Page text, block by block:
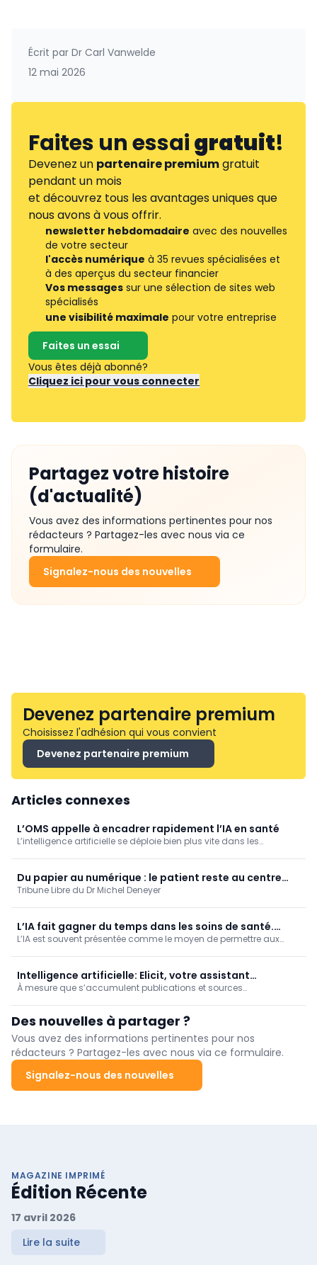
Écrit par Dr Carl Vanwelde
12 mai 2026
Faites un essaigratuit!
Devenez un partenaire premiumgratuit
pendant un mois
et découvrez tous les avantages uniques que
nous avons à vous offrir.
newsletter hebdomadaire avec des nouvelles
de votre secteur
l'accès numérique à 35 revues spécialisées et
à des aperçus du secteur financier
Vos messages sur une sélection de sites web
spécialisés
une visibilité maximale pour votre entreprise
Faites un essai
Vous êtes déjà abonné?
Cliquez ici pour vous connecter
Partagez votre histoire
(d'actualité)
Vous avez des informations pertinentes pour nos
rédacteurs ? Partagez-les avec nous via ce
formulaire.
Signalez-nous des nouvelles
Devenez partenaire premium
Choisissez l'adhésion qui vous convient
Devenez partenaire premium
Articles connexes
L’OMS appelle à encadrer rapidement l’IA en santé
L’intelligence artificielle se déploie bien plus vite dans les
Du papier au numérique : le patient reste au centre
des préoccupations
Tribune Libre du Dr Michel Deneyer
L’IA fait gagner du temps dans les soins de santé.
Mais pour qui ?
L’IA est souvent présentée comme le moyen de permettre aux
nuance toutefois cette vision : le gain de temps attendu ne se
traduit pas automatiquement par davantage d’espace pour la
relation médecin-patient.
Intelligence artificielle: Elicit, votre assistant
bibliothécaire
À mesure que s’accumulent publications et sources
transformation en connaissance exploitable n’a jamais été
aussi problématique.
Des nouvelles à partager ?
Vous avez des informations pertinentes pour nos
rédacteurs ? Partagez-les avec nous via ce formulaire.
Signalez-nous des nouvelles
MAGAZINE IMPRIMÉ
Édition Récente
17 avril 2026
Lire la suite